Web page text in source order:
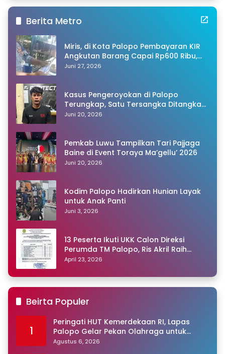
Berita Metro
Miris, di Kota Palopo Pembayaran KIR
Angkutan Barang Capai Rp600 Ribu,
Warganet Pertanyakan Dugaan Pungli
Juni 27, 2026
Kasus Pengeroyokan di Palopo
Terungkap, Satu Tersangka Ditangkap
Polisi
Juni 20, 2026
Pemkab Luwu Tampilkan Tari Pajjaga
Baine di Event Toraya Ma’gellu’ 2026
Juni 20, 2026
Kodim Palopo Hadirkan Hunian Layak
untuk Anak Panti
Juni 3, 2026
13 Peserta Ikuti UKK Calon Direksi
Perumda TM Palopo, Ris Akril Raih
Peringkat Pertama
April 23, 2026
Beirta Populer
1
Peringati HUT Kemerdekaan RI, Lapas
Palopo Gelar Pekan Olahraga untuk
Warga Binaan
Agustus 6, 2026